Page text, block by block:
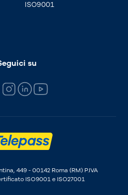
ISO9001
su
449 - 00142 Roma (RM) P.IVA
ISO9001 e ISO27001